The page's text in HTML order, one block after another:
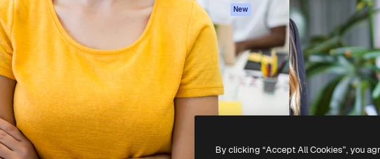
Agentes New
API
App móvel
Todas as
ferramentas
confiabilidade
Afiliados
Empresas
Copyright © 2010-2026 Freepik Company S.L.U. Todos os direitos reservados.
By clicking “Accept All Cookies”, you